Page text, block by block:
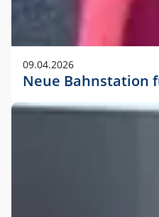
09.04.2026
Neue Bahnstation